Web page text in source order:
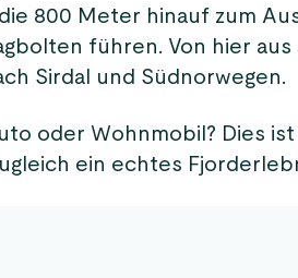
800 Meter hinauf zum
führen. Von hier aus
Sirdal und Südnorwegen.
oder Wohnmobil? Dies
ein echtes